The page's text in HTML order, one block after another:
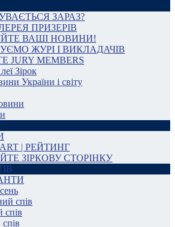
ЗАРАЗ?
ПРИЗЕРІВ
ВАШІ НОВИНИ!
ЖУРІ І ВИКЛАДАЧІВ
JURY MEMBERS
Зірок
України і світу
| РЕЙТИНГ
ЗІРКОВУ СТОРІНКУ
спів
спів